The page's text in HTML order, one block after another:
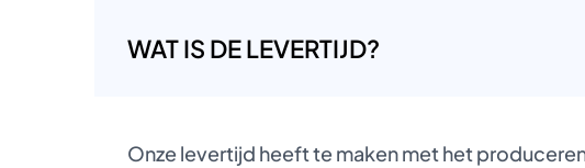
WAT IS DE LEVERTIJD?
Onze levertijd heeft te maken met het